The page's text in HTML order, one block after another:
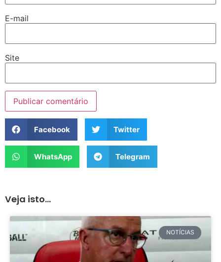
E-mail
Site
Facebook Twitter
WhatsApp Telegram
Veja isto...
NOTÍCIAS